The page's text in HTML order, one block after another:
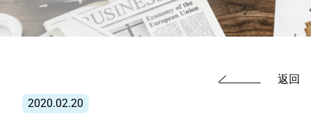
返回
2020.02.20